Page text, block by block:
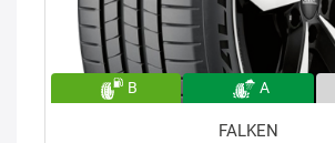
B A
FALKEN